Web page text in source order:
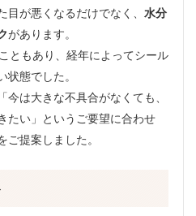
が悪くなるだけでなく、 水分
があります。
ともあり、経年によってシール
状態でした。
は大きな不具合がなくても、
たい」というご要望に合わせ
ご提案しました。